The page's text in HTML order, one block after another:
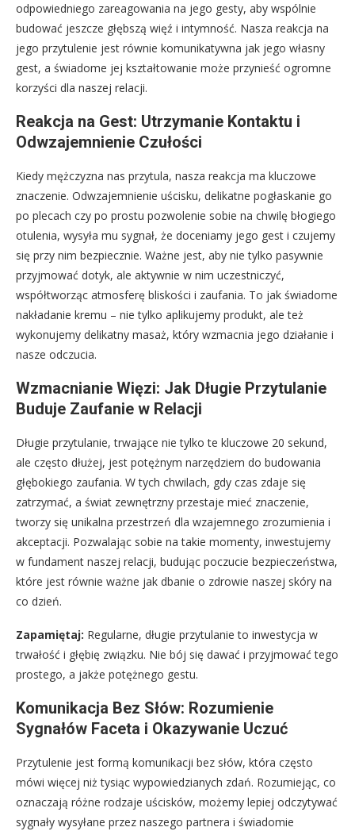
odpowiedniego zareagowania na jego gesty, aby wspólnie
budować jeszcze głębszą więź i intymność. Nasza reakcja na
jego przytulenie jest równie komunikatywna jak jego własny
gest, a świadome jej kształtowanie może przynieść ogromne
korzyści dla naszej relacji.
Reakcja na Gest: Utrzymanie Kontaktu i
Odwzajemnienie Czułości
Kiedy mężczyzna nas przytula, nasza reakcja ma kluczowe
znaczenie. Odwzajemnienie uścisku, delikatne pogłaskanie go
po plecach czy po prostu pozwolenie sobie na chwilę błogiego
otulenia, wysyła mu sygnał, że doceniamy jego gest i czujemy
się przy nim bezpiecznie. Ważne jest, aby nie tylko pasywnie
przyjmować dotyk, ale aktywnie w nim uczestniczyć,
współtworząc atmosferę bliskości i zaufania. To jak świadome
nakładanie kremu – nie tylko aplikujemy produkt, ale też
wykonujemy delikatny masaż, który wzmacnia jego działanie i
nasze odczucia.
Wzmacnianie Więzi: Jak Długie Przytulanie
Buduje Zaufanie w Relacji
Długie przytulanie, trwające nie tylko te kluczowe 20 sekund,
ale często dłużej, jest potężnym narzędziem do budowania
głębokiego zaufania. W tych chwilach, gdy czas zdaje się
zatrzymać, a świat zewnętrzny przestaje mieć znaczenie,
tworzy się unikalna przestrzeń dla wzajemnego zrozumienia i
akceptacji. Pozwalając sobie na takie momenty, inwestujemy
w fundament naszej relacji, budując poczucie bezpieczeństwa,
które jest równie ważne jak dbanie o zdrowie naszej skóry na
co dzień.
Zapamiętaj: Regularne, długie przytulanie to inwestycja w
trwałość i głębię związku. Nie bój się dawać i przyjmować tego
prostego, a jakże potężnego gestu.
Komunikacja Bez Słów: Rozumienie
Sygnałów Faceta i Okazywanie Uczuć
Przytulenie jest formą komunikacji bez słów, która często
mówi więcej niż tysiąc wypowiedzianych zdań. Rozumiejąc, co
oznaczają różne rodzaje uścisków, możemy lepiej odczytywać
sygnały wysyłane przez naszego partnera i świadomie